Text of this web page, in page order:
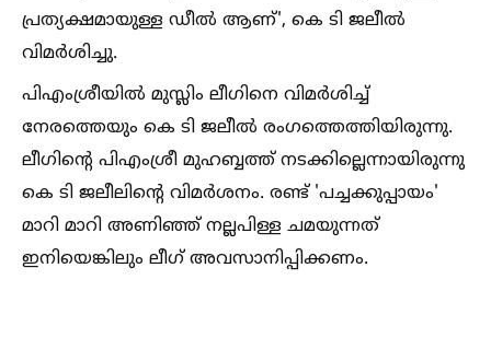
പ്രത്യക്ഷമായുള്ള ഡീല്‍ ആണ്', കെ ടി ജലീല്‍
വിമര്‍ശിച്ചു.
പിഎംശ്രീയില്‍ മുസ്ലിം ലീഗിനെ വിമര്‍ശിച്ച്‌
നേരത്തെയും കെ ടി ജലീല്‍ രംഗത്തെത്തിയിരുന്നു.
ലീഗിന്റെ പിഎംശ്രീ മുഹബ്ബത്ത് നടക്കില്ലെന്നായിരുന്നു
കെ ടി ജലീലിന്റെ വിമര്‍ശനം. രണ്ട് 'പച്ചക്കുപ്പായം'
മാറി മാറി അണിഞ്ഞ് നല്ലപിള്ള ചമയുന്നത്
ഇനിയെങ്കിലും ലീഗ് അവസാനിപ്പിക്കണം.